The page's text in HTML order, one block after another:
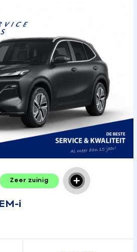
Zeer zuinig
i